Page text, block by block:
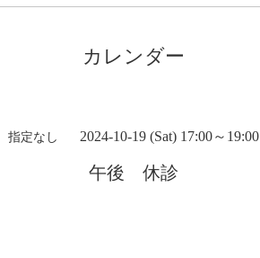
カレンダー
指定なし 2024-10-19 (Sat) 17:00～19:00
午後 休診